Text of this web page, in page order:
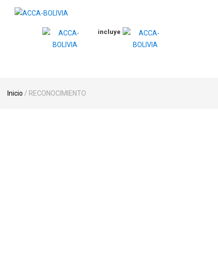
navigation
incluye
Inicio / RECONOCIMIENTO